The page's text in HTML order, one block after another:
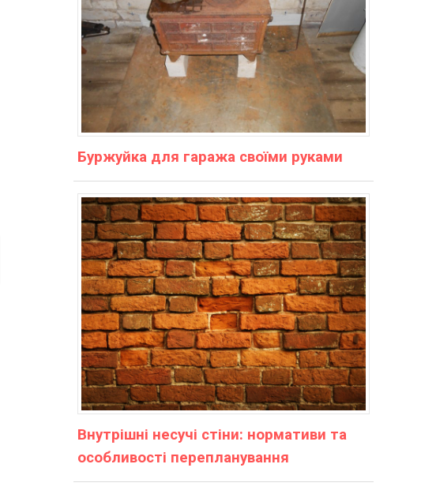
Буржуйка для гаража своїми руками
Внутрішні несучі стіни: нормативи та
особливості перепланування